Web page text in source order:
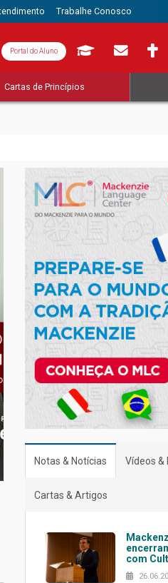
Trabalhe Conosco
Portal do Aluno
Cartas de Princípios
Notas & Notícias Vídeos &
Cartas & Artigos
com